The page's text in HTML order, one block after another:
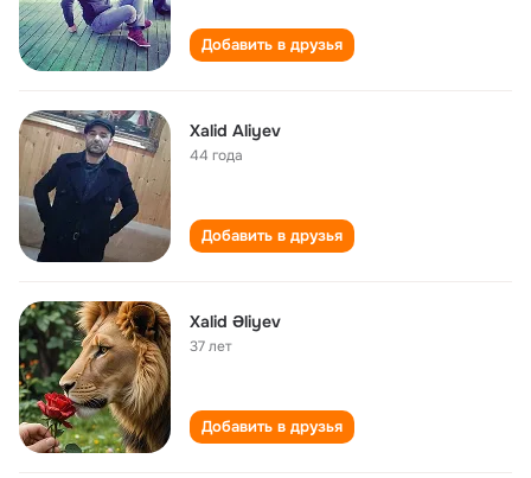
Добавить в друзья
Xalid Aliyev
44 года
Добавить в друзья
Xalid Əliyev
37 лет
Добавить в друзья